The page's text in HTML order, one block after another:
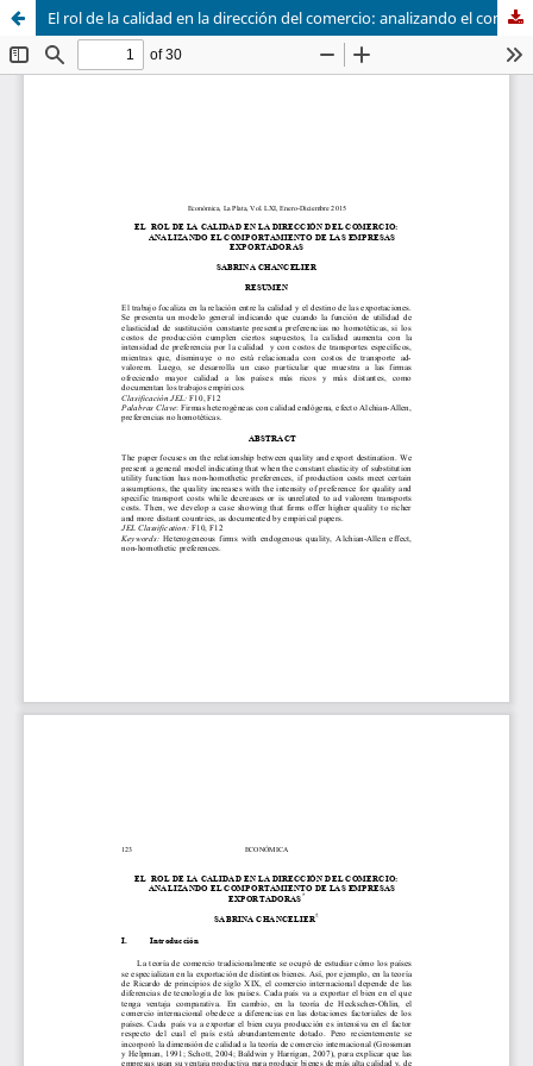
El rol de la calidad en la dirección del comercio: analizando el comportamiento de las empresas exportadoras